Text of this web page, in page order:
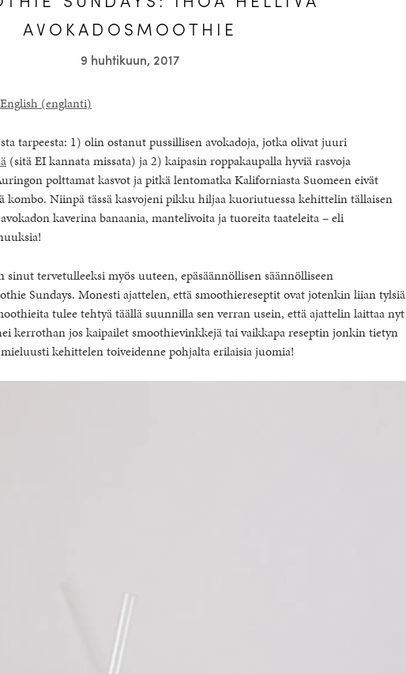
AVOKADOSMOOTHIE
9 huhtikuun, 2017
English(englanti)
tarpeesta: 1) olin ostanut pussillisen avokadoja, jotka olivat juuri
(sitä EI kannata missata) ja 2) kaipasin roppakaupalla hyviä rasvoja
polttamat kasvot ja pitkä lentomatka Kaliforniasta Suomeen eivät
kombo. Niinpä tässä kasvojeni pikku hiljaa kuoriutuessa kehittelin tällaisen
kaverina banaania, mantelivoita ja tuoreita taateleita – eli
tervetulleeksi myös uuteen, epäsäännöllisen säännölliseen
Sundays. Monesti ajattelen, että smoothiereseptit ovat jotenkin liian tylsiä
tulee tehtyä täällä suunnilla sen verran usein, että ajattelin laittaa nyt
kerrothan jos kaipailet smoothievinkkejä tai vaikkapa reseptin jonkin tietyn
kehittelen toiveidenne pohjalta erilaisia juomia!